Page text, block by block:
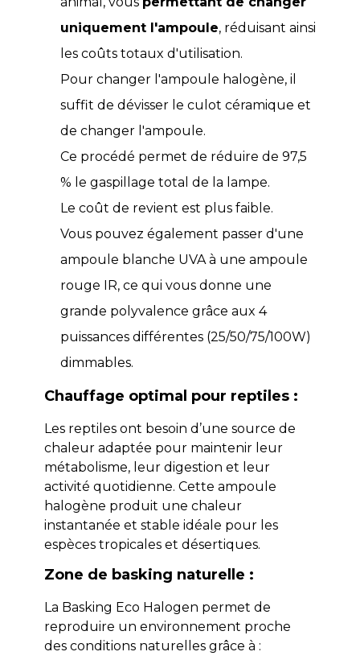
uniquement l'ampoule, réduisant ainsi
les coûts totaux d'utilisation.
Pour changer l'ampoule halogène, il
suffit de dévisser le culot céramique et
de changer l'ampoule.
Ce procédé permet de réduire de 97,5
% le gaspillage total de la lampe.
Le coût de revient est plus faible.
Vous pouvez également passer d'une
ampoule blanche UVA à une ampoule
rouge IR, ce qui vous donne une
grande polyvalence grâce aux 4
puissances différentes (25/50/75/100W)
dimmables.
Chauffage optimal pour reptiles :
Les reptiles ont besoin d’une source de
chaleur adaptée pour maintenir leur
métabolisme, leur digestion et leur
activité quotidienne. Cette ampoule
halogène produit une chaleur
instantanée et stable idéale pour les
espèces tropicales et désertiques.
Zone de basking naturelle :
La Basking Eco Halogen permet de
reproduire un environnement proche
des conditions naturelles grâce à :